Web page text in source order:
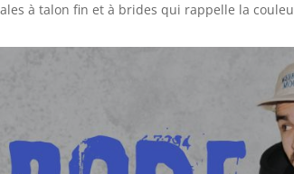
à talon fin et à brides qui rappelle la